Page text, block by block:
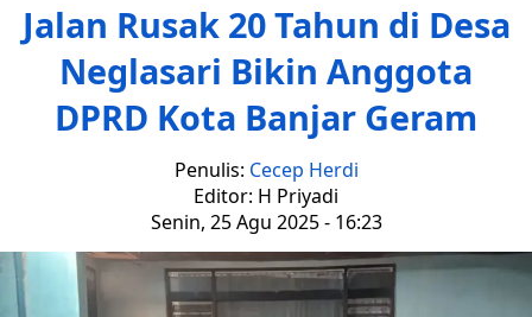
Jalan Rusak 20 Tahun di Desa
Neglasari Bikin Anggota
DPRD Kota Banjar Geram
Penulis: Cecep Herdi
Editor: H Priyadi
Senin, 25 Agu 2025 - 16:23